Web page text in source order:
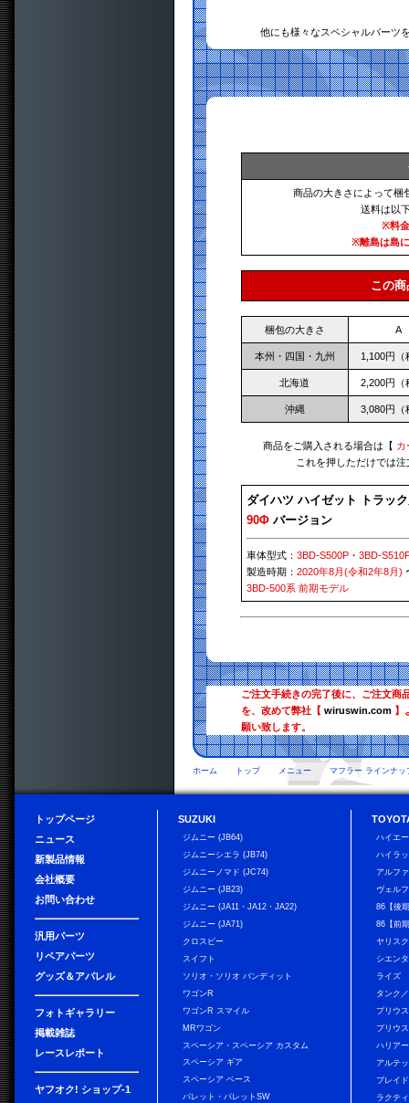
他にも様々なスペシャルパーツ
商品の大きさによって梱
送料は以
※料
※離島は島
この
梱包の大きさ A
本州・四国・九州 1,100円（
北海道 2,200円（
沖縄 3,080円（
商品をご購入される場合は【 カ
これを押しただけでは
ダイハツ ハイゼット トラッ
90Φバージョン
車体型式： 3BD-S500P・ 3BD-
製造時期： 2020年8月(令和2年8月)
3BD-500系 前期モデル
ご注文手続きの完了後に、ご注文商
を、改めて弊社【 wiruswin.com】
願い致します。
ホーム トップ メニュー マフラー ラインナッ
トップページ
ニュース
新製品情報
会社概要
お問い合わせ
汎用パーツ
リペアパーツ
グッズ＆アパレル
フォトギャラリー
掲載雑誌
レースレポート
ヤフオク! ショップ-1
SUZUKI
ジムニー (JB64)
ジムニーシエラ (JB74)
ジムニーノマド (JC74)
ジムニー (JB23)
ジムニー (JA11・JA12・JA22)
ジムニー (JA71)
クロスビー
スイフト
ソリオ・ソリオ バンディット
ワゴンR
ワゴンR スマイル
MRワゴン
スペーシア・スペーシア カスタム
スペーシア ギア
スペーシア ベース
パレット・パレットSW
ハイエ
ハイラ
アルフ
ヴェル
86【後
86【前
ヤリス
シエンタ
ライズ
タンク
プリウス
プリウ
ハリアー
アルテ
ブレイド
ラクテ